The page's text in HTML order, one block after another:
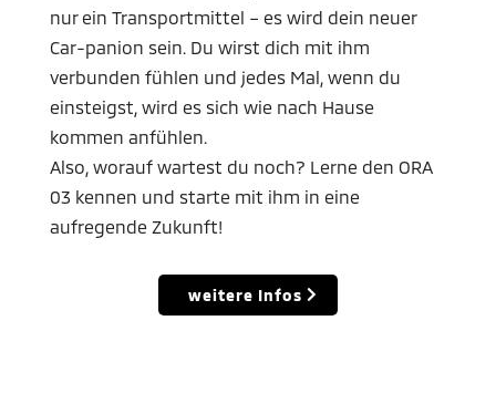
nur ein Transportmittel – es wird dein neuer
Car-panion sein. Du wirst dich mit ihm
verbunden fühlen und jedes Mal, wenn du
einsteigst, wird es sich wie nach Hause
kommen anfühlen.
Also, worauf wartest du noch? Lerne den ORA
03 kennen und starte mit ihm in eine
aufregende Zukunft!
weitere Infos